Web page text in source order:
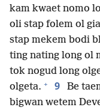
kam kwaet nomo
oli stap folem ol
stap mekem bodi
ting nating long ol
tok nogud long
olgeta. + 9 Be
bigwan wetem